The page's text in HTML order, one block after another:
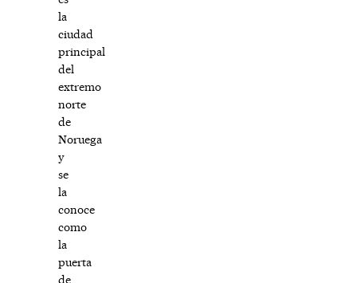
la
ciudad
principal
del
extremo
norte
de
Noruega
y
se
la
conoce
como
la
puerta
de